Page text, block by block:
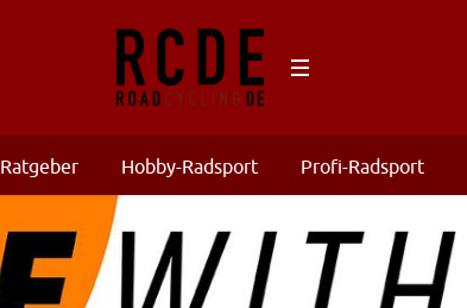
Ratgeber Hobby-Radsport Profi-Radsport